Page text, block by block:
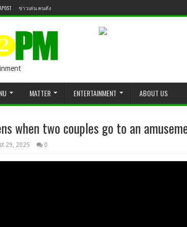
ข่าวเด่น คนดัง
MATTER ENTERTAINMENT ABOUT US
when two couples go to an
29, 2025 0